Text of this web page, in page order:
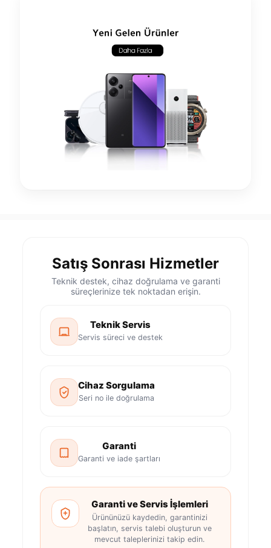
Satış Sonrası Hizmetler
Teknik destek, cihaz doğrulama ve garanti
süreçlerinize tek noktadan erişin.
Teknik Servis
Servis süreci ve destek
Cihaz Sorgulama
Seri no ile doğrulama
Garanti
Garanti ve iade şartları
Garanti ve Servis İşlemleri
Ürününüzü kaydedin, garantinizi
başlatın, servis talebi oluşturun ve
mevcut taleplerinizi takip edin.